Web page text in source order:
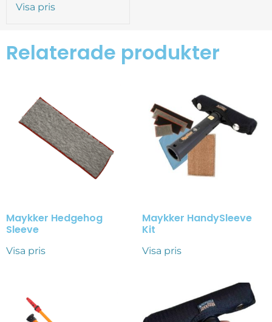
Visa pris
Relaterade produkter
Maykker Hedgehog
Sleeve
Visa pris
Maykker HandySleeve
Kit
Visa pris